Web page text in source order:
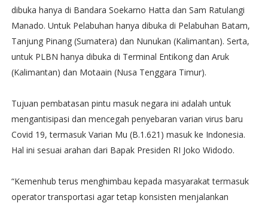
dibuka hanya di Bandara Soekarno Hatta dan Sam Ratulangi
Manado. Untuk Pelabuhan hanya dibuka di Pelabuhan Batam,
Tanjung Pinang (Sumatera) dan Nunukan (Kalimantan). Serta,
untuk PLBN hanya dibuka di Terminal Entikong dan Aruk
(Kalimantan) dan Motaain (Nusa Tenggara Timur).
Tujuan pembatasan pintu masuk negara ini adalah untuk
mengantisipasi dan mencegah penyebaran varian virus baru
Covid 19, termasuk Varian Mu (B.1.621) masuk ke Indonesia.
Hal ini sesuai arahan dari Bapak Presiden RI Joko Widodo.
“Kemenhub terus menghimbau kepada masyarakat termasuk
operator transportasi agar tetap konsisten menjalankan